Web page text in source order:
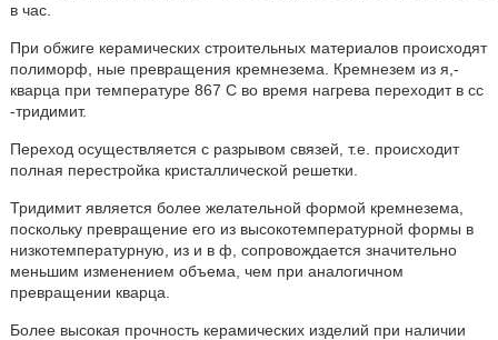
в час.
При обжиге керамических строительных материалов происходят
полиморф, ные превращения кремнезема. Кремнезем из я,-
кварца при температуре 867 С во время нагрева переходит в сс
-тридимит.
Переход осуществляется с разрывом связей, т.е. происходит
полная перестройка кристаллической решетки.
Тридимит является более желательной формой кремнезема,
поскольку превращение его из высокотемпературной формы в
низкотемпературную, из и в ф, сопровождается значительно
меньшим изменением объема, чем при аналогичном
превращении кварца.
Более высокая прочность керамических изделий при наличии